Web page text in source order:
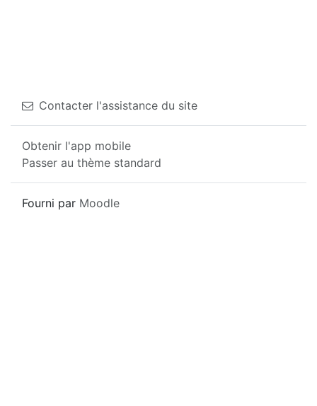
Contacter l'assistance du site
Obtenir l'app mobile
Passer au thème standard
Fourni par Moodle